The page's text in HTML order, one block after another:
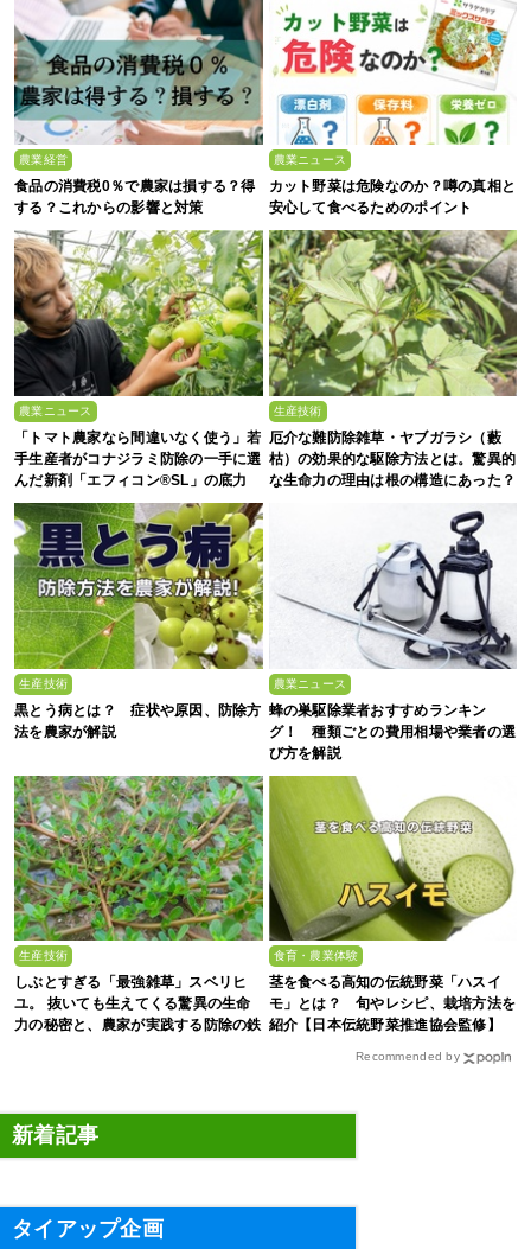
農業経営
食品の消費税0％で農家は損する？得
する？これからの影響と対策
農業ニュース
カット野菜は危険なのか？噂の真相と
安心して食べるためのポイント
農業ニュース
「トマト農家なら間違いなく使う」若
手生産者がコナジラミ防除の一手に選
んだ新剤「エフィコン®SL」の底力
生産技術
厄介な難防除雑草・ヤブガラシ（藪
枯）の効果的な駆除方法とは。驚異的
な生命力の理由は根の構造にあった？
生産技術
黒とう病とは？ 症状や原因、防除方
法を農家が解説
農業ニュース
蜂の巣駆除業者おすすめランキン
グ！ 種類ごとの費用相場や業者の選
び方を解説
生産技術
しぶとすぎる「最強雑草」スベリヒ
ユ。 抜いても生えてくる驚異の生命
力の秘密と、農家が実践する防除の鉄
食育・農業体験
茎を食べる高知の伝統野菜「ハスイ
モ」とは？ 旬やレシピ、栽培方法を
紹介【日本伝統野菜推進協会監修】
Recommended by
新着記事
タイアップ企画